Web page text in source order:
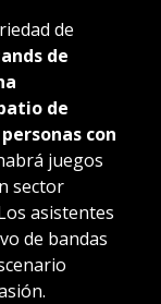
de
de
de
con
juegos
sector
asistentes
de bandas